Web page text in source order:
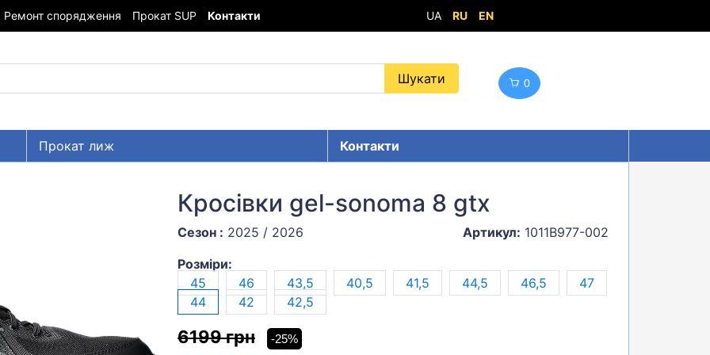
Ремонт спорядження Прокат SUP Контакти UA RU EN
0
Прокат лиж
Контакти
Кросівки gel-sonoma 8 gtx
Сезон : 2025 / 2026 Артикул: 1011B977-002
Розміри:
45
46 43,5 40,5 41,5 44,5 46,5
47
44
42 42,5
6199 грн -25%